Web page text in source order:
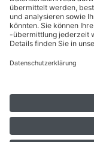
Lieferzeit: 1 - 2
Bosch Akku-